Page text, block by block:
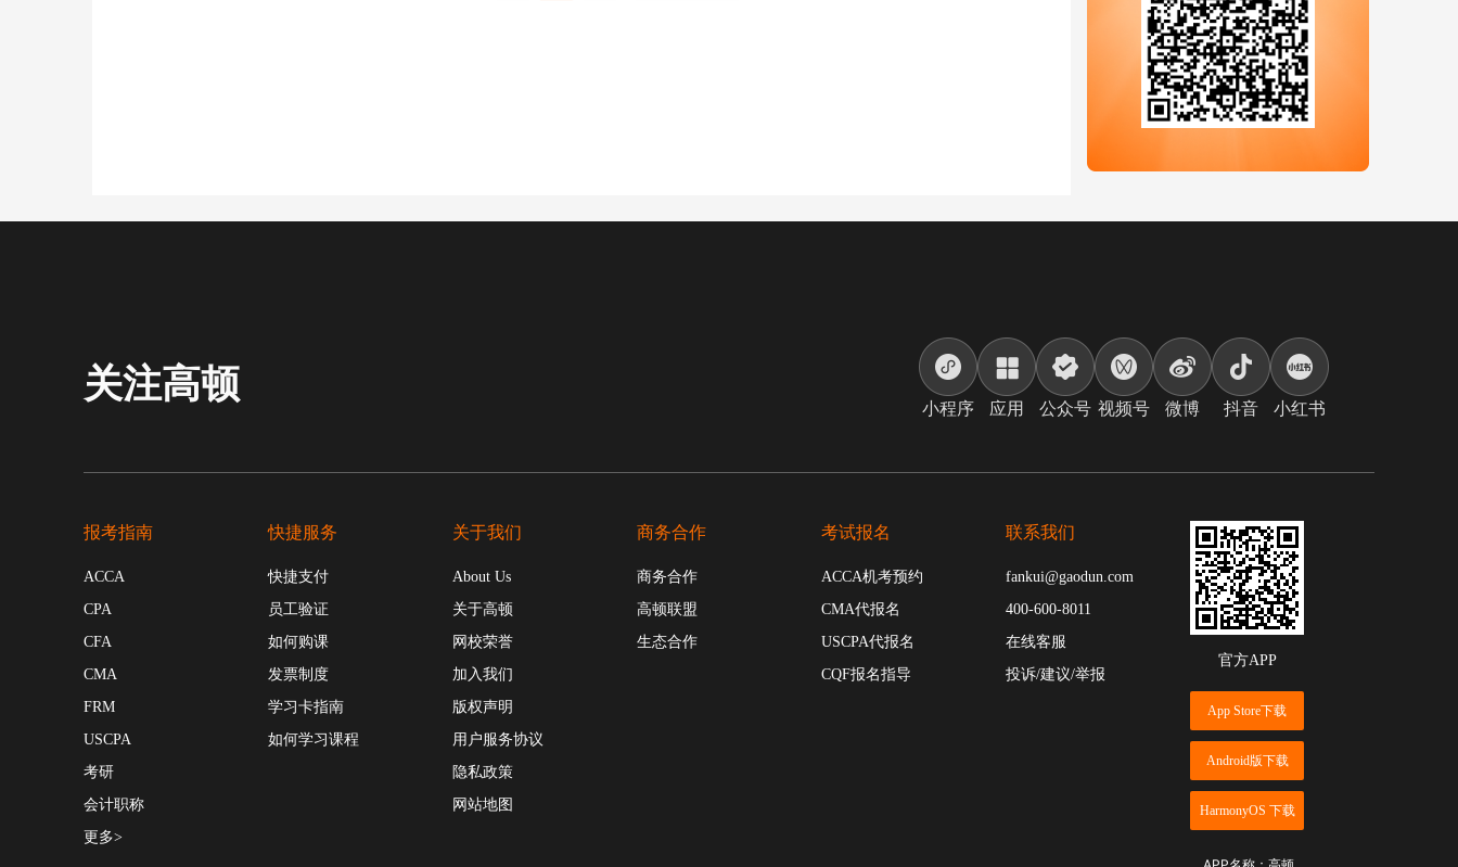
关注高顿
小程序 应用 公众号 视频号 微博 抖音 小红书
报考指南
ACCA
CPA
CFA
CMA
FRM
USCPA
考研
会计职称
更多>
快捷服务
快捷支付
员工验证
如何购课
发票制度
学习卡指南
如何学习课程
关于我们
About Us
关于高顿
网校荣誉
加入我们
版权声明
用户服务协议
隐私政策
网站地图
商务合作
商务合作
高顿联盟
生态合作
考试报名
ACCA机考预约
CMA代报名
USCPA代报名
CQF报名指导
联系我们
fankui@gaodun.com
400-600-8011
在线客服
投诉/建议/举报
官方APP
App Store下载
Android版下载
HarmonyOS 下载